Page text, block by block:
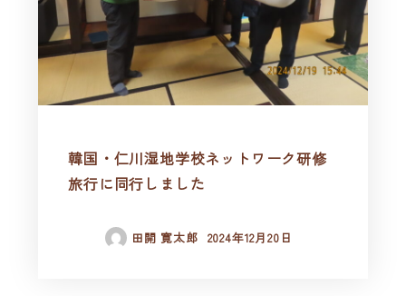
韓国・仁川湿地学校ネットワーク研修
旅行に同行しました
田開 寛太郎 2024年12月20日